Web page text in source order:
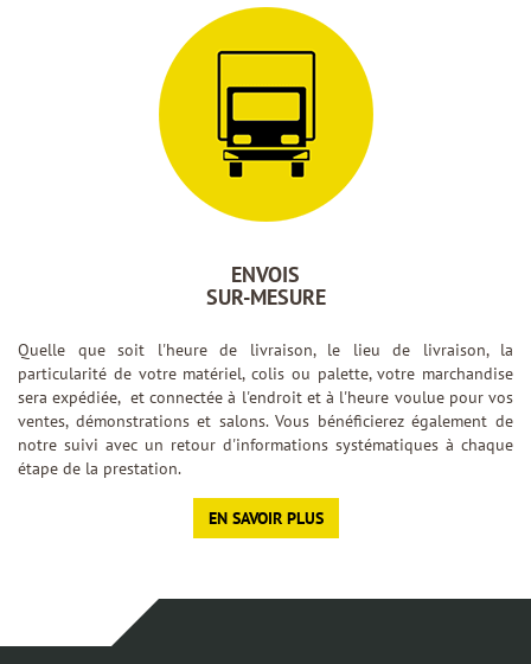
ENVOIS
SUR-MESURE
Quelle que soit l'heure de livraison, le lieu de livraison, la
particularité de votre matériel, colis ou palette, votre marchandise
sera expédiée, et connectée à l'endroit et à l'heure voulue pour vos
ventes, démonstrations et salons. Vous bénéficierez également de
notre suivi avec un retour d'informations systématiques à chaque
étape de la prestation.
EN SAVOIR PLUS